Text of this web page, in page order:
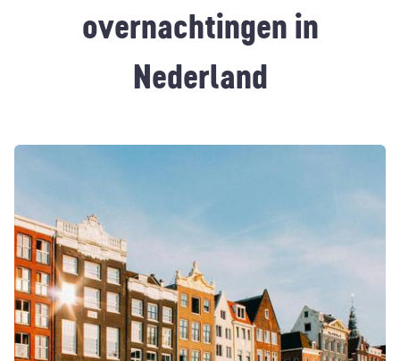
overnachtingen in
Nederland